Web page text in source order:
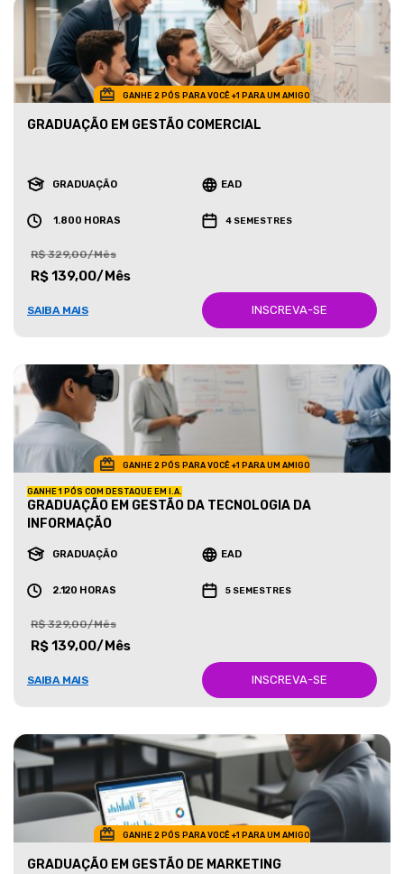
GANHE 2 PÓS PARA VOCÊ +1 PARA UM AMIGO
GRADUAÇÃO EM GESTÃO COMERCIAL
GRADUAÇÃO EAD
1.800 HORAS 4 SEMESTRES
R$ 329,00/Mês
R$ 139,00/Mês
SAIBA MAIS INSCREVA-SE
GANHE 2 PÓS PARA VOCÊ +1 PARA UM AMIGO
GANHE 1 PÓS COM DESTAQUE EM I.A.
GRADUAÇÃO EM GESTÃO DA TECNOLOGIA DA
INFORMAÇÃO
GRADUAÇÃO EAD
2.120 HORAS 5 SEMESTRES
R$ 329,00/Mês
R$ 139,00/Mês
SAIBA MAIS INSCREVA-SE
GANHE 2 PÓS PARA VOCÊ +1 PARA UM AMIGO
GRADUAÇÃO EM GESTÃO DE MARKETING